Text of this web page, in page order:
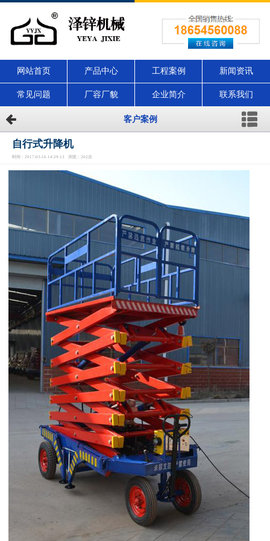
网站首页 产品中心 工程案例 新闻资讯
常见问题 厂容厂貌 企业简介 联系我们
客户案例
自行式升降机
时间：2017-03-16 14:29:13 浏览：202次